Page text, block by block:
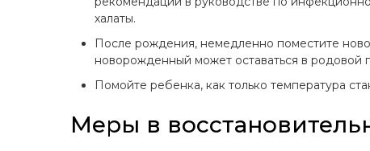
халаты.
После рождения, немедленно поместите
новорожденный может оставаться в родовой
Помойте ребенка, как только температура
Меры в